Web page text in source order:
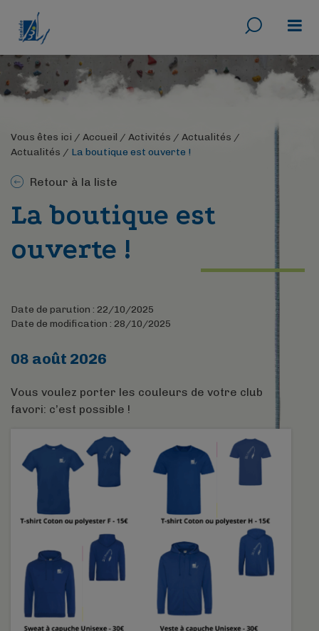
Rechercher Menu
Vous êtes ici / Accueil / Activités / Actualités /
Actualités / La boutique est ouverte !
Retour à la liste
La boutique est
ouverte !
Date de parution : 22/10/2025
Date de modification : 28/10/2025
08 août 2026
Vous voulez porter les couleurs de votre club
favori: c’est possible !